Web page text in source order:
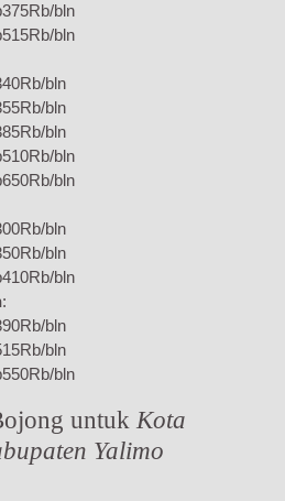
bln
bln
bln
bln
bln
bln
bln
bln
bln
bln
:
bln
bln
bln
untuk Kota
Yalimo